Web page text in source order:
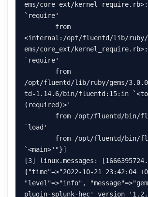
ems/core_ext/
`require'
<internal:/opt/fluentd/lib/ruby/
ems/core_ext/
`require'
/opt/fluentd/lib/ruby/gems/
td-1.14.6/bin/fluentd:15:in
(required)>'
`load'
`<main>'"}]
[3] linux.messages:
{"time"=>"2022-10-21 23:42:04
"level"=>"info",
plugin-splunk-hec' version